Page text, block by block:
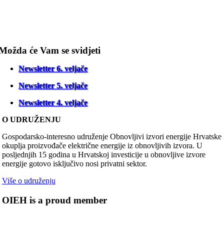
će Vam se svidjeti
Newsletter 6. veljače
Newsletter 5. veljače
Newsletter 4. veljače
O UDRUŽENJU
Gospodarsko-interesno udruženje Obnovljivi izvori energije Hrvatske
okuplja proizvođače električne energije iz obnovljivih izvora. U
posljednjih 15 godina u Hrvatskoj investicije u obnovljive izvore
energije gotovo isključivo nosi privatni sektor.
Više o udruženju
OIEH is a proud member